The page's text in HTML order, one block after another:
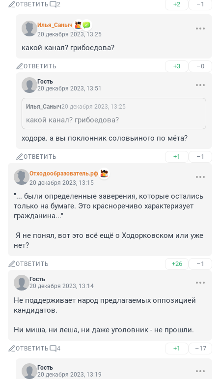
ОТВЕТИТЬ 2 +2 –1
Илья_Саныч
20 декабря 2023, 13:25
какой канал? грибоедова?
ОТВЕТИТЬ +3 –0
Гость
20 декабря 2023, 13:51
Илья_Саныч20 декабря 2023, 13:25
какой канал? грибоедова?
ходора. а вы поклонник соловьиного по мёта?
ОТВЕТИТЬ +1 –1
Отходообразователь.рф
20 декабря 2023, 13:15
"... были определенные заверения, которые остались
только на бумаге. Это красноречиво характеризует
гражданина..."
Я не понял, вот это всё ещё о Ходорковском или уже
нет?
ОТВЕТИТЬ +26 –1
Гость
20 декабря 2023, 13:14
Не поддерживает народ предлагаемых оппозицией
кандидатов.
Ни миша, ни леша, ни даже уголовник - не прошли.
ОТВЕТИТЬ 4 +1 –17
Гость
20 декабря 2023, 13:19